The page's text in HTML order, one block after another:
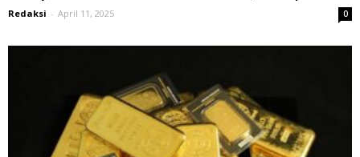
Redaksi - April 11, 2025 0